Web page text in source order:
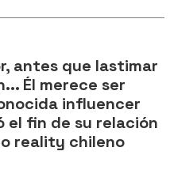
antes que lastimar
Él merece ser
influencer
el fin de su relación
reality chileno